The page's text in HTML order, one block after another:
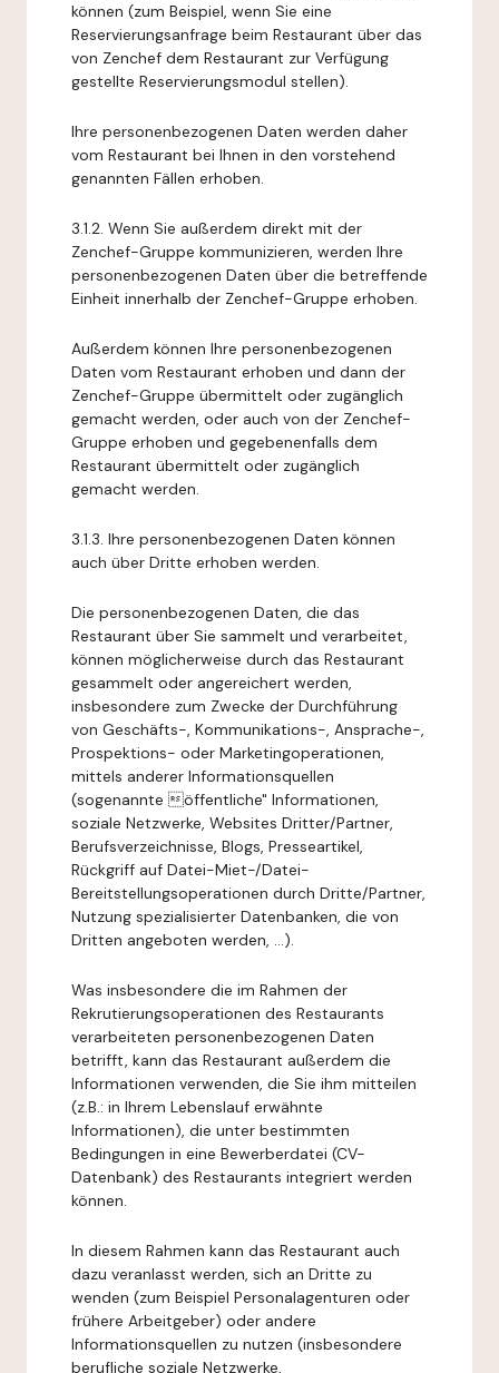
können (zum Beispiel, wenn Sie eine
Reservierungsanfrage beim Restaurant über das
von Zenchef dem Restaurant zur Verfügung
gestellte Reservierungsmodul stellen).
Ihre personenbezogenen Daten werden daher
vom Restaurant bei Ihnen in den vorstehend
genannten Fällen erhoben.
3.1.2. Wenn Sie außerdem direkt mit der
Zenchef-Gruppe kommunizieren, werden Ihre
personenbezogenen Daten über die betreffende
Einheit innerhalb der Zenchef-Gruppe erhoben.
Außerdem können Ihre personenbezogenen
Daten vom Restaurant erhoben und dann der
Zenchef-Gruppe übermittelt oder zugänglich
gemacht werden, oder auch von der Zenchef-
Gruppe erhoben und gegebenenfalls dem
Restaurant übermittelt oder zugänglich
gemacht werden.
3.1.3. Ihre personenbezogenen Daten können
auch über Dritte erhoben werden.
Die personenbezogenen Daten, die das
Restaurant über Sie sammelt und verarbeitet,
können möglicherweise durch das Restaurant
gesammelt oder angereichert werden,
insbesondere zum Zwecke der Durchführung
von Geschäfts-, Kommunikations-, Ansprache-,
Prospektions- oder Marketingoperationen,
mittels anderer Informationsquellen
(sogenannte öffentliche" Informationen,
soziale Netzwerke, Websites Dritter/Partner,
Berufsverzeichnisse, Blogs, Presseartikel,
Rückgriff auf Datei-Miet-/Datei-
Bereitstellungsoperationen durch Dritte/Partner,
Nutzung spezialisierter Datenbanken, die von
Dritten angeboten werden, ...).
Was insbesondere die im Rahmen der
Rekrutierungsoperationen des Restaurants
verarbeiteten personenbezogenen Daten
betrifft, kann das Restaurant außerdem die
Informationen verwenden, die Sie ihm mitteilen
(z.B.: in Ihrem Lebenslauf erwähnte
Informationen), die unter bestimmten
Bedingungen in eine Bewerberdatei (CV-
Datenbank) des Restaurants integriert werden
können.
In diesem Rahmen kann das Restaurant auch
dazu veranlasst werden, sich an Dritte zu
wenden (zum Beispiel Personalagenturen oder
frühere Arbeitgeber) oder andere
Informationsquellen zu nutzen (insbesondere
berufliche soziale Netzwerke,